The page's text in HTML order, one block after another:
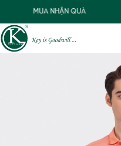
MUA NHẬN QUÀ